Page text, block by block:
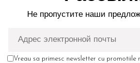
Не пропустите наши
Vreau sa primesc newsletter cu promotiile